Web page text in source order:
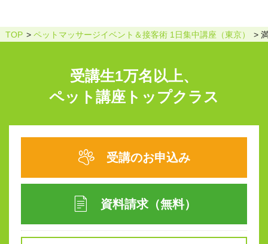
TOP ペットマッサージイベント＆接客術 1日集中講座（東京）
受講生1万名以上、
ペット講座トップクラス
受講のお申込み
資料請求（無料）